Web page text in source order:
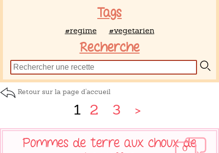
Tags
#regime #vegetarien
Recherche
Retour sur la page d'accueil
1 2 3 >
0
Pommes de terre aux choux de